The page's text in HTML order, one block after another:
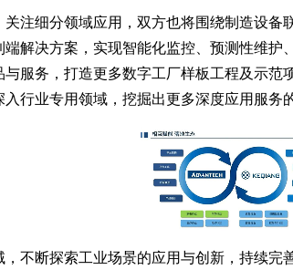
注细分领域应用，双方也将围绕制造设
解决方案，实现智能化监控、预测性维
服务，打造更多数字工厂样板工程及示
行业专用领域，挖掘出更多深度应用服务
不断探索工业场景的应用与创新，持续